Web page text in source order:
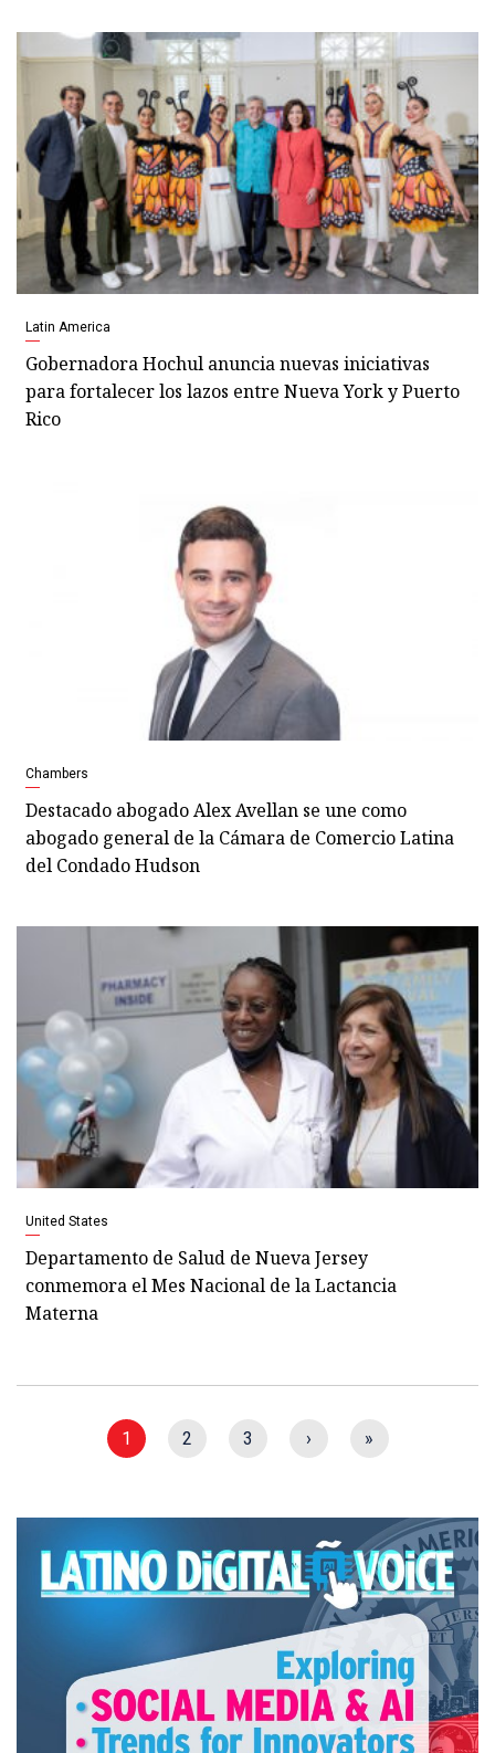
Latin America
Gobernadora Hochul anuncia nuevas iniciativas
para fortalecer los lazos entre Nueva York y Puerto
Rico
Chambers
Destacado abogado Alex Avellan se une como
abogado general de la Cámara de Comercio Latina
del Condado Hudson
United States
Departamento de Salud de Nueva Jersey
conmemora el Mes Nacional de la Lactancia
Materna
1 2 3 › »